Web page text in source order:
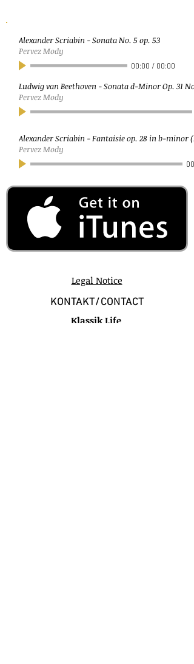
Alexander Scriabin - Sonata No. 5 op. 53
Pervez Mody
00:00 / 00:00
Ludwig van Beethoven - Sonata d-Minor Op. 31
Pervez Mody
Alexander Scriabin - Fantaisie op. 28 in b-minor
Pervez Mody
Legal Notice
KONTAKT/CONTACT
Klassik Life